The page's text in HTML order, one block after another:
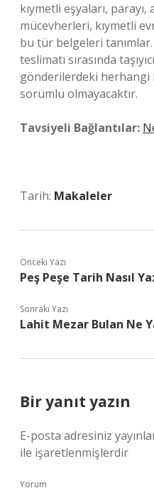
kıymetli eşyaları, parayı,
mücevherleri, kıymetli
bu tür belgeleri tanımlar.
teslimatı sırasında
gönderilerdeki herhangi
sorumlu olmayacaktır.
Tavsiyeli Bağlantılar:
Tarih: Makaleler
Önceki Yazı
Peş Peşe Tarih Nasıl
Sonraki Yazı
Lahit Mezar Bulan Ne
Bir yanıt yazın
E-posta adresiniz
ile işaretlenmişlerdir
Yorum